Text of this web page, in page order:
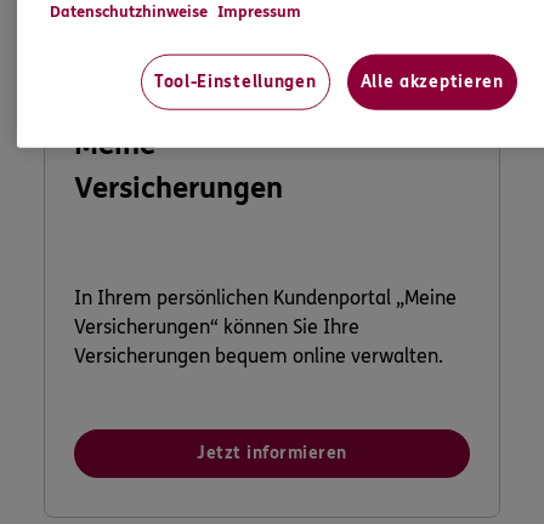
Meine
Versicherungen
In Ihrem persönlichen Kundenportal „Meine
Versicherungen“ können Sie Ihre
Versicherungen bequem online verwalten.
Jetzt informieren
Datenschutzhinweise Impressum
Tool-Einstellungen Alle akzeptieren